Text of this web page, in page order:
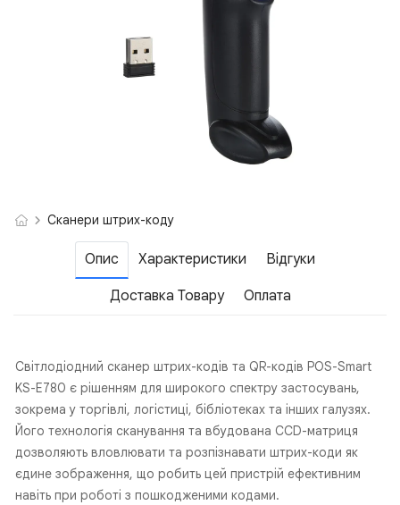
Сканери штрих-коду
Опис Характеристики Відгуки
Доставка Товару Оплата
Світлодіодний сканер штрих-кодів та QR-кодів POS-Smart
KS-E780 є рішенням для широкого спектру застосувань,
зокрема у торгівлі, логістиці, бібліотеках та інших галузях.
Його технологія сканування та вбудована CCD-матриця
дозволяють вловлювати та розпізнавати штрих-коди як
єдине зображення, що робить цей пристрій ефективним
навіть при роботі з пошкодженими кодами.